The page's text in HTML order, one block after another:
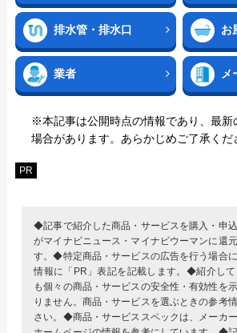
排水管・排水口 お
業者 メ
※本記事は公開時点の情報であり、最新
場合があります。あらかじめご了承くだ
PR
◆記事で紹介した商品・サービスを購入・申
がマイナビニュース・マイナビウーマンに還
す。◆特定商品・サービスの広告を行う場合
情報に「PR」表記を記載します。◆紹介し
も個々の商品・サービスの安全性・有効性を
りません。商品・サービスを選ぶときの参考
さい。◆商品・サービススペックは、メーカ